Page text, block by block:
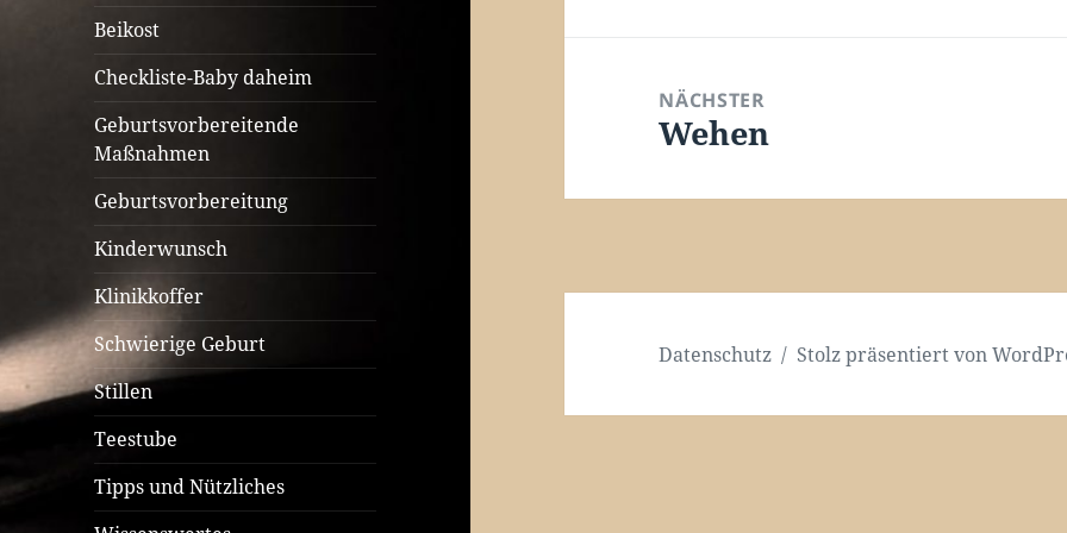
Beikost
Checkliste-Baby daheim
Geburtsvorbereitende
Maßnahmen
Geburtsvorbereitung
Kinderwunsch
Klinikkoffer
Schwierige Geburt
Stillen
Teestube
Tipps und Nützliches
NÄCHSTER
Nächster
Wehen
Datenschutz Stolz präsentiert von